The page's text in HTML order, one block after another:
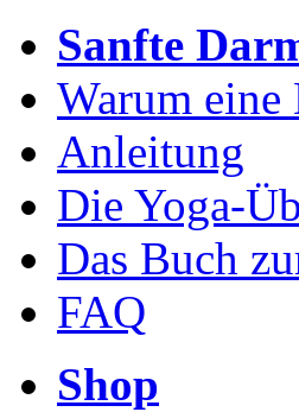
Sanfte
Warum
Anleitung
Die Yoga-
Das Buch
FAQ
Shop